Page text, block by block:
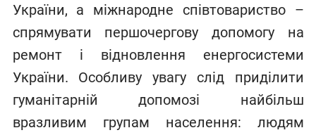
України, а міжнародне співтовариство –
спрямувати першочергову допомогу на
ремонт і відновлення енергосистеми
України. Особливу увагу слід приділити
гуманітарній допомозі найбільш
вразливим групам населення: людям